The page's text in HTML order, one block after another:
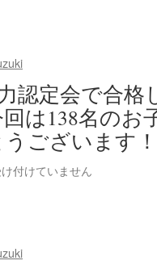
認定会で合格
は138名のお
ございます！
付けていません